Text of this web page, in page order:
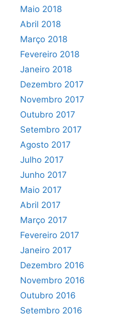
Maio 2018
Abril 2018
Março 2018
Fevereiro 2018
Janeiro 2018
Dezembro 2017
Novembro 2017
Outubro 2017
Setembro 2017
Agosto 2017
Julho 2017
Junho 2017
Maio 2017
Abril 2017
Março 2017
Fevereiro 2017
Janeiro 2017
Dezembro 2016
Novembro 2016
Outubro 2016
Setembro 2016